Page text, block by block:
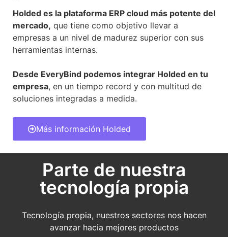
Holded es la plataforma ERP cloud más potente del
mercado, que tiene como objetivo llevar a
empresas a un nivel de madurez superior con sus
herramientas internas.
Desde EveryBind podemos integrar Holded en tu
empresa, en un tiempo record y con multitud de
soluciones integradas a medida.
Más información Holded
Parte de nuestra
tecnología propia
Tecnología propia, nuestros sectores nos hacen
avanzar hacia mejores productos